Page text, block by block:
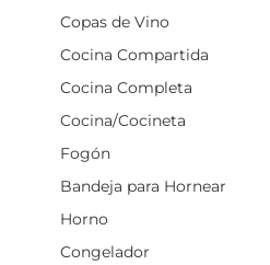
Copas de Vino
Cocina Compartida
Cocina Completa
Cocina/Cocineta
Fogón
Bandeja para Hornear
Horno
Congelador